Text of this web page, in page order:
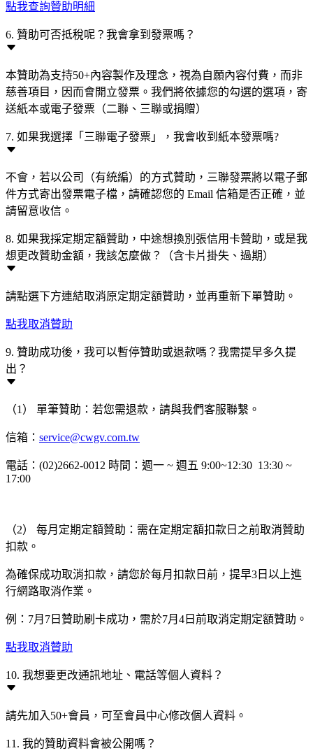
點我查詢贊助明細
6. 贊助可否抵稅呢？我會拿到發票嗎？
本贊助為支持50+內容製作及理念，視為自願內容付費，而非
慈善項目，因而會開立發票。我們將依據您的勾選的選項，寄
送紙本或電子發票（二聯、三聯或捐贈）
7. 如果我選擇「三聯電子發票」，我會收到紙本發票嗎?
不會，若以公司（有統編）的方式贊助，三聯發票將以電子郵
件方式寄出發票電子檔，請確認您的 Email 信箱是否正確，並
請留意收信。
8. 如果我採定期定額贊助，中途想換別張信用卡贊助，或是我
想更改贊助金額，我該怎麼做？（含卡片掛失、過期）
請點選下方連結取消原定期定額贊助，並再重新下單贊助。
點我取消贊助
9. 贊助成功後，我可以暫停贊助或退款嗎？我需提早多久提
出？
（1） 單筆贊助：若您需退款，請與我們客服聯繫。
信箱： service@cwgv.com.tw
電話：(02)2662-0012 時間：週一 ~ 週五 9:00~12:30 13:30 ~
17:00
（2） 每月定期定額贊助：需在定期定額扣款日之前取消贊助
扣款。
為確保成功取消扣款，請您於每月扣款日前，提早3日以上進
行網路取消作業。
例：7月7日贊助刷卡成功，需於7月4日前取消定期定額贊助。
點我取消贊助
10. 我想要更改通訊地址、電話等個人資料？
請先加入50+會員，可至會員中心修改個人資料。
11. 我的贊助資料會被公開嗎？